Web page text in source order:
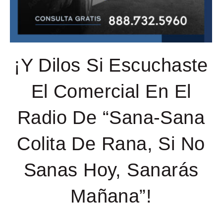
¡Y Dilos Si Escuchaste
El Comercial En El
Radio De “Sana-Sana
Colita De Rana, Si No
Sanas Hoy, Sanarás
Mañana”!